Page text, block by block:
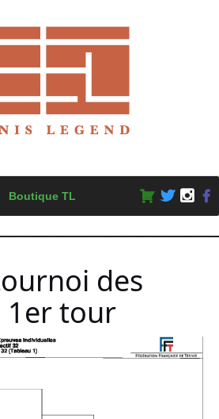
Boutique TL
des
1er tour